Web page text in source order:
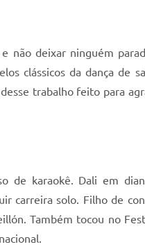
não deixar ninguém
clássicos da dança de
trabalho feito para
de karaokê. Dali em
carreira solo. Filho de
Também tocou no